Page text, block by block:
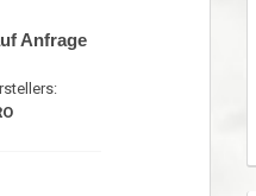
Anfrage